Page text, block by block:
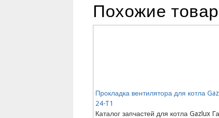
Похожие
Прокладка вентилятора для котла
24-T1
Каталог запчастей для котла Gazlux